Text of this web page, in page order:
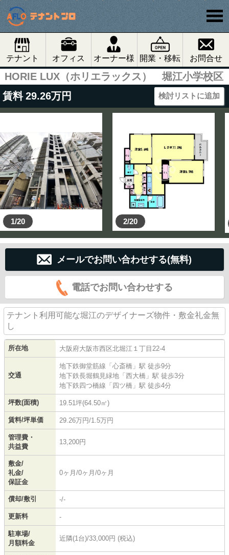
テナント オフィス オーナー様 開業・移転 お問合せ
HORIE LUX（ホリエラックス） 堀江小学校区
賃料 29.26万円 検討リストに追加
1/20 2/20
メールでお問い合わせする(無料)
電話でお問い合わせする
テナント利用可能な堀江のデザイナーズ物件・敷金礼金無
し
所在地 大阪府大阪市西区北堀江 １丁目22-4
交通
地下鉄御堂筋線 「心斎橋 」駅 徒歩9分
地下鉄長堀鶴見緑地 「西大橋 」駅 徒歩3分
地下鉄四つ橋線 「四ツ橋 」駅 徒歩4分
坪数(面積) 19.51坪(64.50㎡)
賃料/坪単価 29.26万円/1.5万円
管理費・
共益費
13,200円
敷金/
礼金/
保証金
0ヶ月/0ヶ月/0ヶ月
償却/敷引 -/-
更新料 -
駐車場/
月額料金
近隣(1台)/33,000円 (税込)